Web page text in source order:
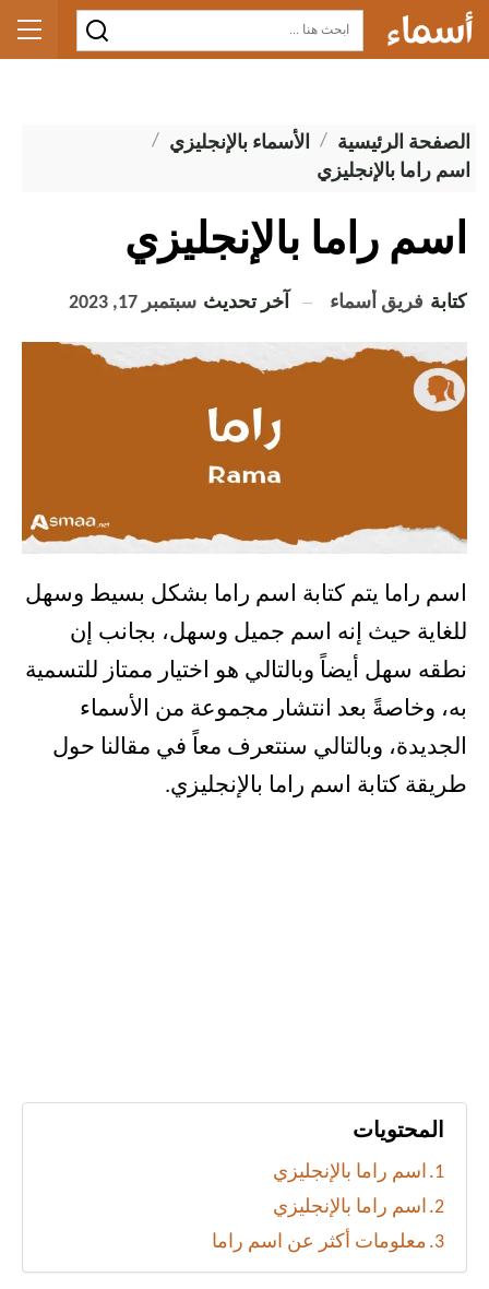
الصفحة الرئيسية
الأسماء بالإنجليزي
اسم راما بالإنجليزي
اسم راما بالإنجليزي
كتابة فريق أسماء آخر تحديث سبتمبر 17, 2023
اسم راما يتم كتابة اسم راما بشكل بسيط وسهل
للغاية حيث إنه اسم جميل وسهل، بجانب إن
نطقه سهل أيضاً وبالتالي هو اختيار ممتاز للتسمية
به، وخاصةً بعد انتشار مجموعة من الأسماء
الجديدة، وبالتالي سنتعرف معاً في مقالنا حول
طريقة كتابة اسم راما بالإنجليزي.
المحتويات
اسم راما بالإنجليزي
اسم راما بالإنجليزي
معلومات أكثر عن اسم راما